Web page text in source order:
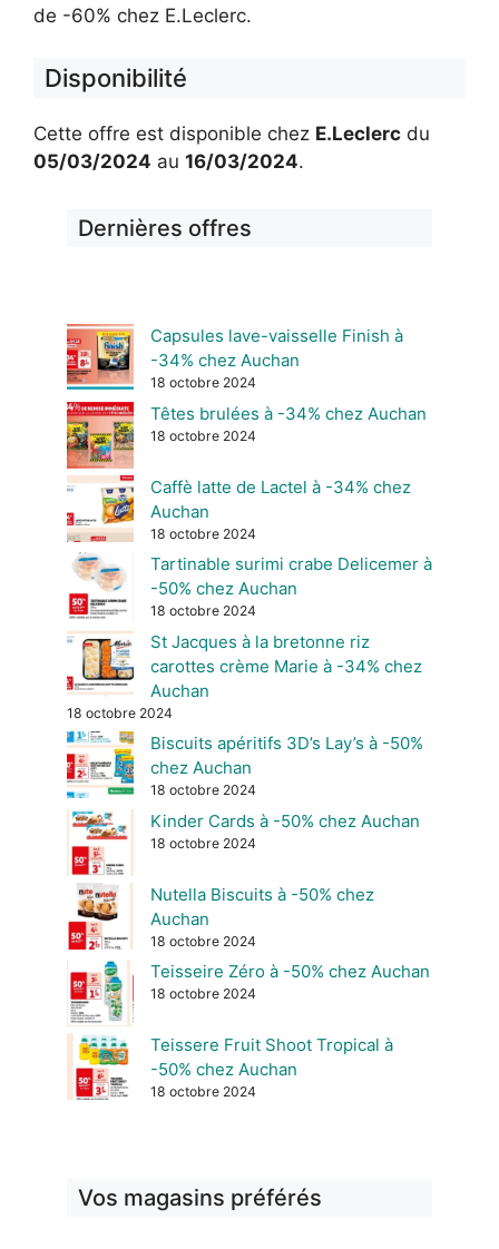
de -60% chez E.Leclerc.
Disponibilité
Cette offre est disponible chez E.Leclerc du
05/03/2024 au 16/03/2024.
Dernières offres
Capsules lave-vaisselle Finish à
-34% chez Auchan
18 octobre 2024
Têtes brulées à -34% chez Auchan
18 octobre 2024
Caffè latte de Lactel à -34% chez
Auchan
18 octobre 2024
Tartinable surimi crabe Delicemer à
-50% chez Auchan
18 octobre 2024
St Jacques à la bretonne riz
carottes crème Marie à -34% chez
Auchan
18 octobre 2024
Biscuits apéritifs 3D’s Lay’s à -50%
chez Auchan
18 octobre 2024
Kinder Cards à -50% chez Auchan
18 octobre 2024
Nutella Biscuits à -50% chez
Auchan
18 octobre 2024
Teisseire Zéro à -50% chez Auchan
18 octobre 2024
Teissere Fruit Shoot Tropical à
-50% chez Auchan
18 octobre 2024
Vos magasins préférés